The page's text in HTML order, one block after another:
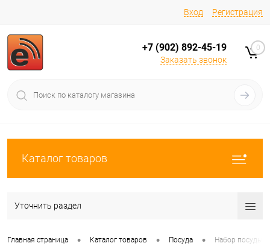
Вход Регистрация
+7 (902) 892-45-19
Заказать звонок
0
Каталог товаров
Уточнить раздел
Главная страница • Каталог товаров • Посуда • Набор посуды